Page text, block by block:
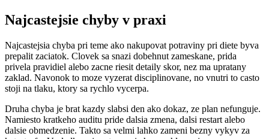
Najcastejsie chyby v praxi
Najcastejsia chyba pri teme ako nakupovat potraviny pri diete byva
prepalit zaciatok. Clovek sa snazi dobehnut zameskane, prida
privela pravidiel alebo zacne riesit detaily skor, nez ma upratany
zaklad. Navonok to moze vyzerat disciplinovane, no vnutri to casto
stoji na tlaku, ktory sa rychlo vycerpa.
Druha chyba je brat kazdy slabsi den ako dokaz, ze plan nefunguje.
Namiesto kratkeho auditu pride dalsia zmena, dalsi restart alebo
dalsie obmedzenie. Takto sa velmi lahko zameni bezny vykyv za